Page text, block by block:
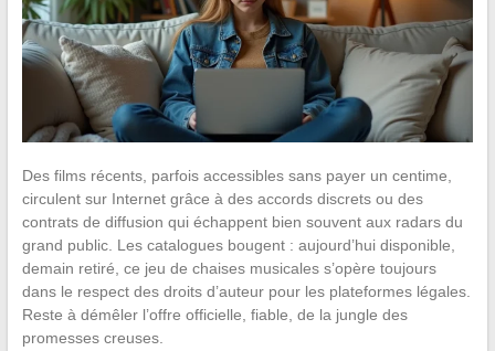
Des films récents, parfois accessibles sans payer un centime,
circulent sur Internet grâce à des accords discrets ou des
contrats de diffusion qui échappent bien souvent aux radars du
grand public. Les catalogues bougent : aujourd’hui disponible,
demain retiré, ce jeu de chaises musicales s’opère toujours
dans le respect des droits d’auteur pour les plateformes légales.
Reste à démêler l’offre officielle, fiable, de la jungle des
promesses creuses.